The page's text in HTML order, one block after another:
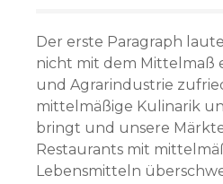
Der erste Paragraph
nicht mit dem Mittelmaß
und Agrarindustrie
mittelmäßige Kulinarik
bringt und unsere
Restaurants mit
Lebensmitteln